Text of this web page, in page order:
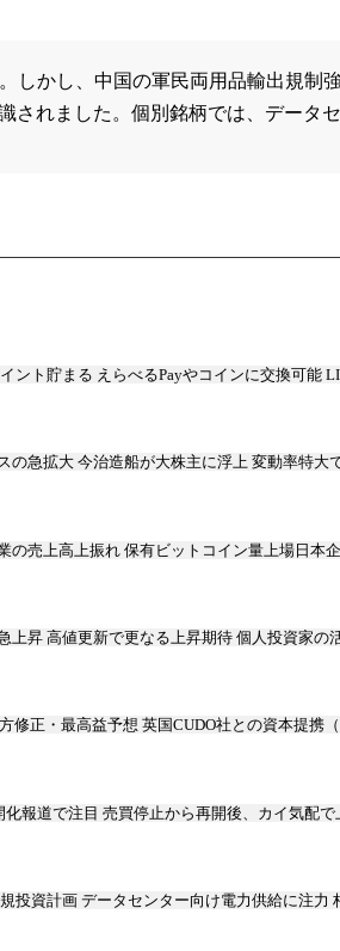
かし、中国の軍民両用品輸出規制
れました。個別銘柄では、データ
ント貯まる えらべるPayやコインに交換可能
急拡大 今治造船が大株主に浮上 変動率特大
の売上高上振れ 保有ビットコイン量上場日本
昇 高値更新で更なる上昇期待 個人投資家の
修正・最高益予想 英国CUDO社との資本提携
報道で注目 売買停止から再開後、カイ気配
投資計画 データセンター向け電力供給に注力